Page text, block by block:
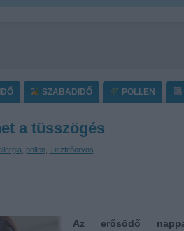
SZABADIDŐ POLLEN
a tüsszögés
pollen, Tisztifőorvos
Az erősödő